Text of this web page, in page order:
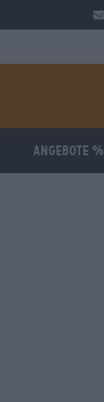
Angebote %